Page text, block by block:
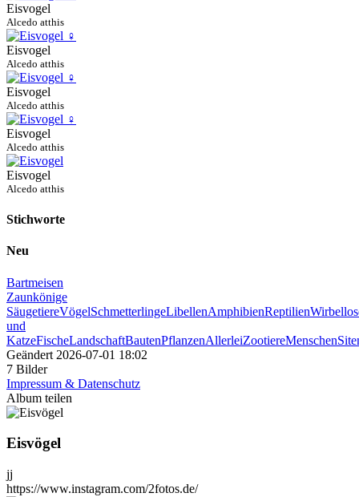
Eisvogel
Alcedo atthis
Eisvogel
Alcedo atthis
Eisvogel
Alcedo atthis
Eisvogel
Alcedo atthis
Eisvogel
Alcedo atthis
Stichworte
Neu
Bartmeisen
Zaunkönige
SäugetiereVögelSchmetterlingeLibellenAmphibienReptilien
und
KatzeFischeLandschaftBautenPflanzenAllerleiZootiereMenschen
Geändert 2026-07-01 18:02
7 Bilder
Impressum & Datenschutz
Album teilen
Eisvögel
jj
https://www.instagram.com/2fotos.de/